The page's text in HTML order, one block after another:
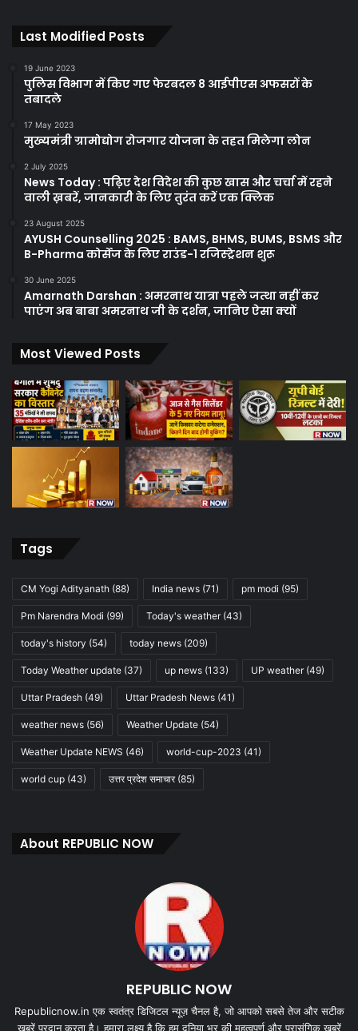
Last Modified Posts
19 June 2023
पुलिस विभाग में किए गए फेरबदल 8 आईपीएस अफसरों के
तबादले
17 May 2023
मुख्यमंत्री ग्रामोद्योग रोजगार योजना के तहत मिलेगा लोन
2 July 2025
News Today : पढ़िए देश विदेश की कुछ खास और चर्चा में रहने
वाली ख़बरें, जानकारी के लिए तुरंत करें एक क्लिक
23 August 2025
AYUSH Counselling 2025 : BAMS, BHMS, BUMS, BSMS और
B-Pharma कोर्सेज के लिए राउंड-1 रजिस्ट्रेशन शुरू
30 June 2025
Amarnath Darshan : अमरनाथ यात्रा पहले जत्था नहीं कर
पाएंग अब बाबा अमरनाथ जी के दर्शन, जानिए ऐसा क्यों
Most Viewed Posts
Tags
CM Yogi Adityanath (88) India news (71) pm modi (95)
Pm Narendra Modi (99) Today's weather(43)
today's history (54) today news (209)
Today Weather update (37) up news (133) UP weather(49)
Uttar Pradesh (49) Uttar Pradesh News (41)
weather news (56) Weather Update (54)
Weather Update NEWS (46) world-cup-2023 (41)
world cup (43) उत्तर प्रदेश समाचार(85)
About REPUBLIC NOW
REPUBLIC NOW
Republicnow.in एक स्वतंत्र डिजिटल न्यूज़ चैनल है, जो आपको सबसे तेज और सटीक
खबरें प्रदान करता है। हमारा लक्ष्य है कि हम दुनिया भर की महत्वपूर्ण और प्रासंगिक खबरें